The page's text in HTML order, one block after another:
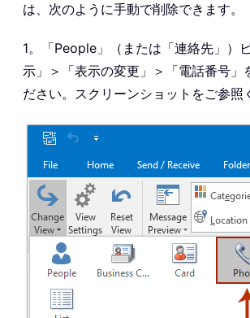
は、次のように手動で削除できます。
1。「People」（または「連絡先」）
示」＞「表示の変更」＞「電話番号」
ださい。スクリーンショットをご参照